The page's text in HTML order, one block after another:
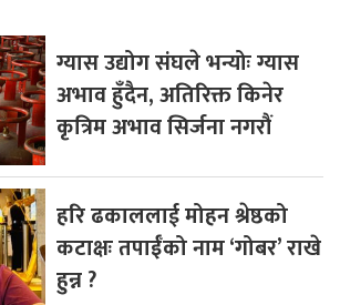
ग्यास उद्योग संघले भन्योः ग्यास
अभाव हुँदैन, अतिरिक्त किनेर
कृत्रिम अभाव सिर्जना नगरौं
हरि ढकाललाई मोहन श्रेष्ठको
कटाक्षः तपाईँको नाम ‘गोबर’ राखे
हुन्न ?